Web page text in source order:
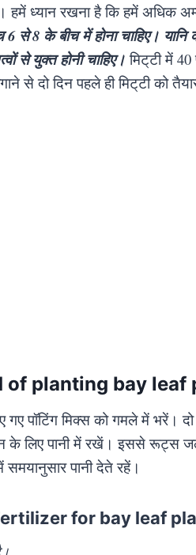
ध्यान रखना है कि हमें अधिक
से 8 के बीच में हाेना चाहिए। यानि
से युक्त होनी चाहिए। मिट्‌टी में
से दो दिन पहले ही मिट्‌टी को
of planting bay
गए पॉटिंग मिक्स को गमले में भरें।
के लिए पानी में रखें। इससे रूट्स
पानी देते रहें।
for bay leaf